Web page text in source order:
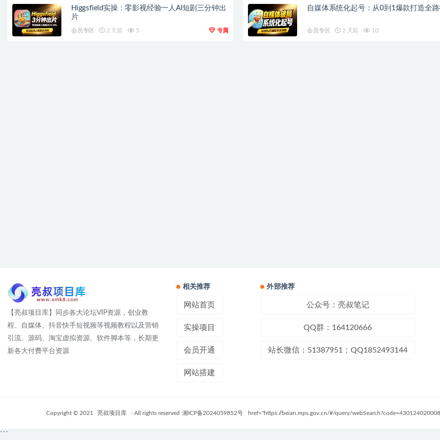
Higgsfield实操：零影视经验一人AI短剧三分钟出
片
会员专区 2 天前 5 专属
自媒体系统化起号：从0到1爆款打造全
会员专区 2 天前 10
【亮叔项目库】同步各大论坛VIP资源，创业教
程、自媒体、抖音快手短视频等视频教程以及营销
引流、源码、淘宝虚拟资源、软件脚本等，长期更
新各大付费平台资源
相关推荐
网站首页
实操项目
会员开通
网站搭建
外部推荐
公众号：亮叔笔记
QQ群：164120666
站长微信：51387951；QQ1852493144
Copyright © 2021 亮叔项目库 - All rights reserved 湘ICP备2024059852号 href="https://beian.mps.gov.cn/#/query/
```